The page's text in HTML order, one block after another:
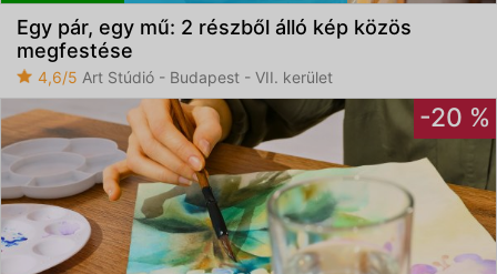
Egy pár, egy mű: 2 részből álló kép közös
megfestése
4,6/5 Art Stúdió - Budapest - VII. kerület
-20 %